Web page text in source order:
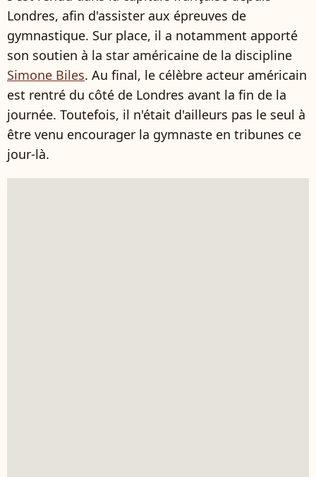
Londres, afin d'assister aux épreuves de
gymnastique. Sur place, il a notamment apporté
son soutien à la star américaine de la discipline
Simone Biles. Au final, le célèbre acteur américain
est rentré du côté de Londres avant la fin de la
journée. Toutefois, il n'était d'ailleurs pas le seul à
être venu encourager la gymnaste en tribunes ce
jour-là.